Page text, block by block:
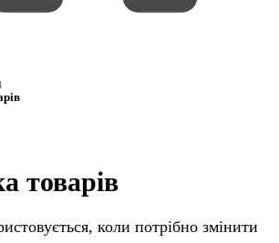
товарів
коли потрібно змінити